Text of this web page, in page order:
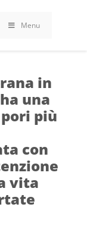
Menu
in
una
più
con
vita